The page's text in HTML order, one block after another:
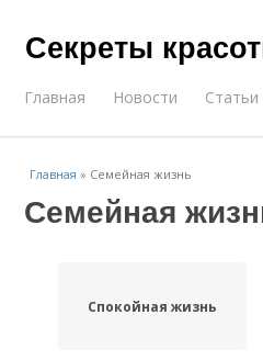
Секреты
Главная Новости Статьи
Главная » Семейная жизнь
Семейная
Спокойная жизнь